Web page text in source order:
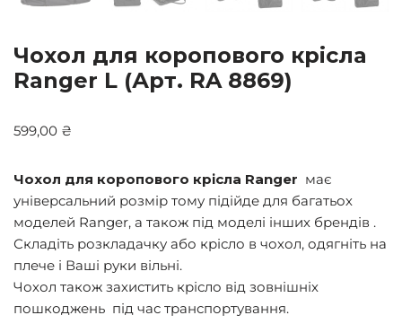
Чохол для коропового крісла
Ranger L (Арт. RA 8869)
599,00 ₴
Чохол для коропового крісла Ranger має
універсальний розмір тому підійде для багатьох
моделей Ranger, а також під моделі інших брендів .
Складіть розкладачку або крісло в чохол, одягніть на
плече і Ваші руки вільні.
Чохол також захистить крісло від зовнішніх
пошкоджень під час транспортування.